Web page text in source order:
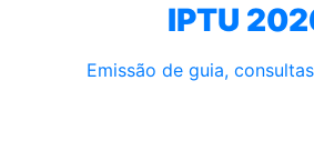
IPTU
Emissão de guia,